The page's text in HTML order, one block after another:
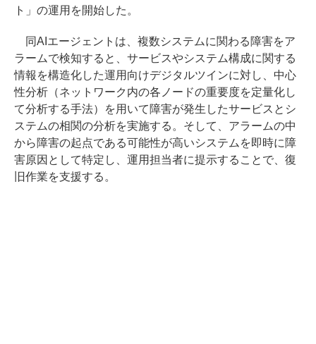
ト」の運用を開始した。
同AIエージェントは、複数システムに関わる障害をア
ラームで検知すると、サービスやシステム構成に関する
情報を構造化した運用向けデジタルツインに対し、中心
性分析（ネットワーク内の各ノードの重要度を定量化し
て分析する手法）を用いて障害が発生したサービスとシ
ステムの相関の分析を実施する。そして、アラームの中
から障害の起点である可能性が高いシステムを即時に障
害原因として特定し、運用担当者に提示することで、復
旧作業を支援する。